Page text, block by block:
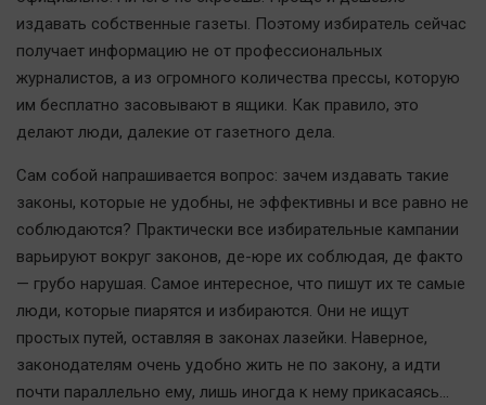
издавать собственные газеты. Поэтому избиратель сейчас
получает информацию не от профессиональных
журналистов, а из огромного количества прессы, которую
им бесплатно засовывают в ящики. Как правило, это
делают люди, далекие от газетного дела.
Сам собой напрашивается вопрос: зачем издавать такие
законы, которые не удобны, не эффективны и все равно не
соблюдаются? Практически все избирательные кампании
варьируют вокруг законов, де-юре их соблюдая, де факто
— грубо нарушая. Самое интересное, что пишут их те самые
люди, которые пиарятся и избираются. Они не ищут
простых путей, оставляя в законах лазейки. Наверное,
законодателям очень удобно жить не по закону, а идти
почти параллельно ему, лишь иногда к нему прикасаясь...